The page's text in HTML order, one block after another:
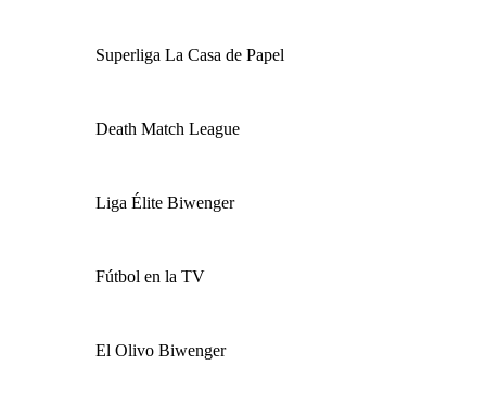
Superliga La Casa de Papel
Death Match League
Liga Élite Biwenger
Fútbol en la TV
El Olivo Biwenger